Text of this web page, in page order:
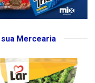
Mercearia